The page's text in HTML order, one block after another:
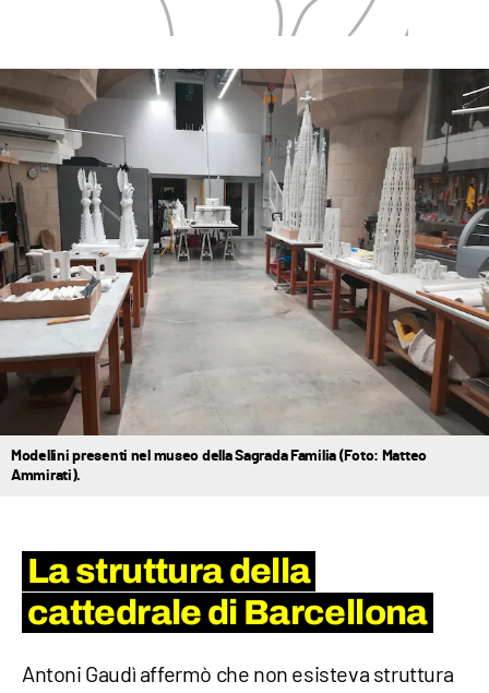
Modellini presenti nel museo della Sagrada Familia (Foto: Matteo
Ammirati).
La struttura della
cattedrale di Barcellona
Antoni Gaudì affermò che non esisteva struttura